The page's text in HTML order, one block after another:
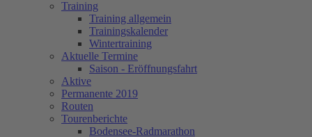
Training
Training allgemein
Trainingskalender
Wintertraining
Aktuelle Termine
Saison - Eröffnungsfahrt
Aktive
Permanente 2019
Routen
Tourenberichte
Bodensee-Radmarathon